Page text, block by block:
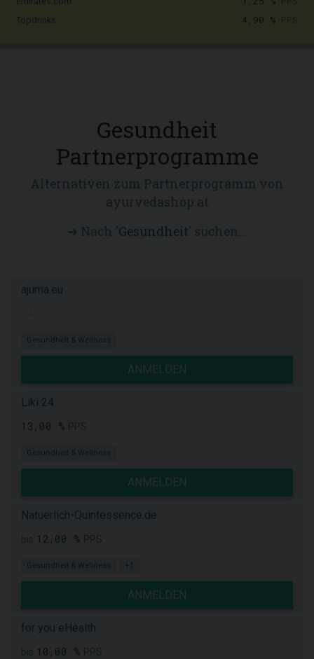
Topdrinks 4,90 %
Gesundheit
Partnerprogramme
Gesundheit
ajuma.eu
Gesundheit & Wellness
ANMELDEN
Liki 24
13,00 %
Gesundheit & Wellness
ANMELDEN
Natuerlich-Quintessence.de
12,00 %
Gesundheit & Wellness +1
ANMELDEN
for you eHealth
10,00 %